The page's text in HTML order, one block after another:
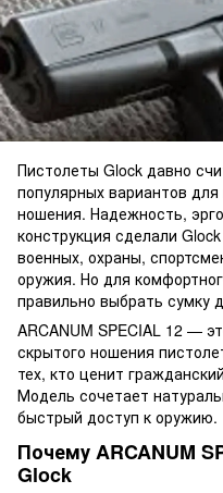
Пистолеты Glock давно
популярных вариантов
ношения. Надежность,
конструкция сделали
военных, охраны,
оружия. Но для
правильно выбрать сумку
ARCANUM SPECIAL 12 —
скрытого ношения
тех, кто ценит
Модель сочетает
быстрый доступ к оружию.
Почему ARCANUM
Glock